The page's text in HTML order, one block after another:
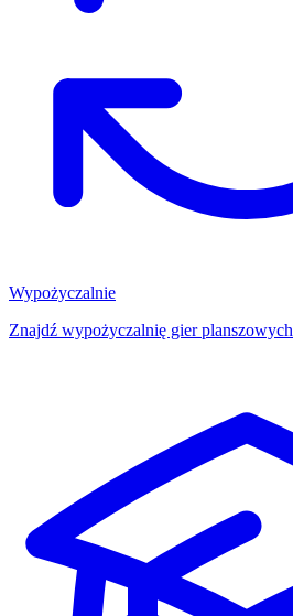
Wypożyczalnie
Znajdź wypożyczalnię gier planszowych